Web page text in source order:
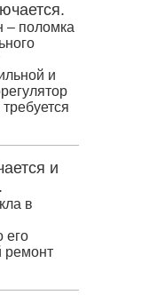
– поломка
и
и
в
его
ремонт